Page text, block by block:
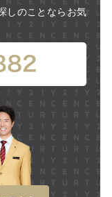
しのことならお気